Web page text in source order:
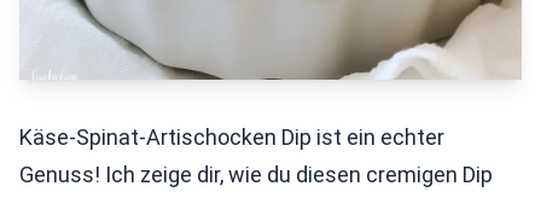
Käse-Spinat-Artischocken Dip ist ein echter
Genuss! Ich zeige dir, wie du diesen cremigen Dip